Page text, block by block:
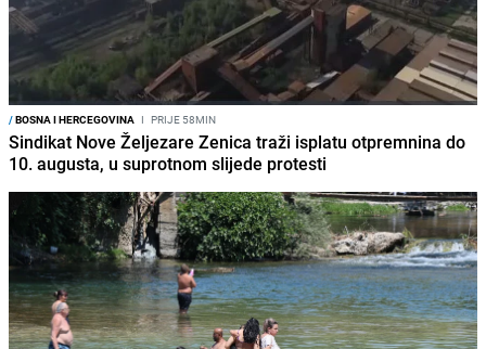
/BOSNA I HERCEGOVINA I PRIJE 58MIN
Sindikat Nove Željezare Zenica traži isplatu otpremnina do
10. augusta, u suprotnom slijede protesti